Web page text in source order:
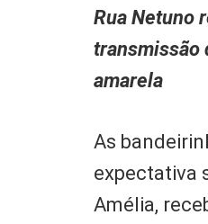
Rua Netuno
transmissão
amarela
As
expectativa
Amélia,